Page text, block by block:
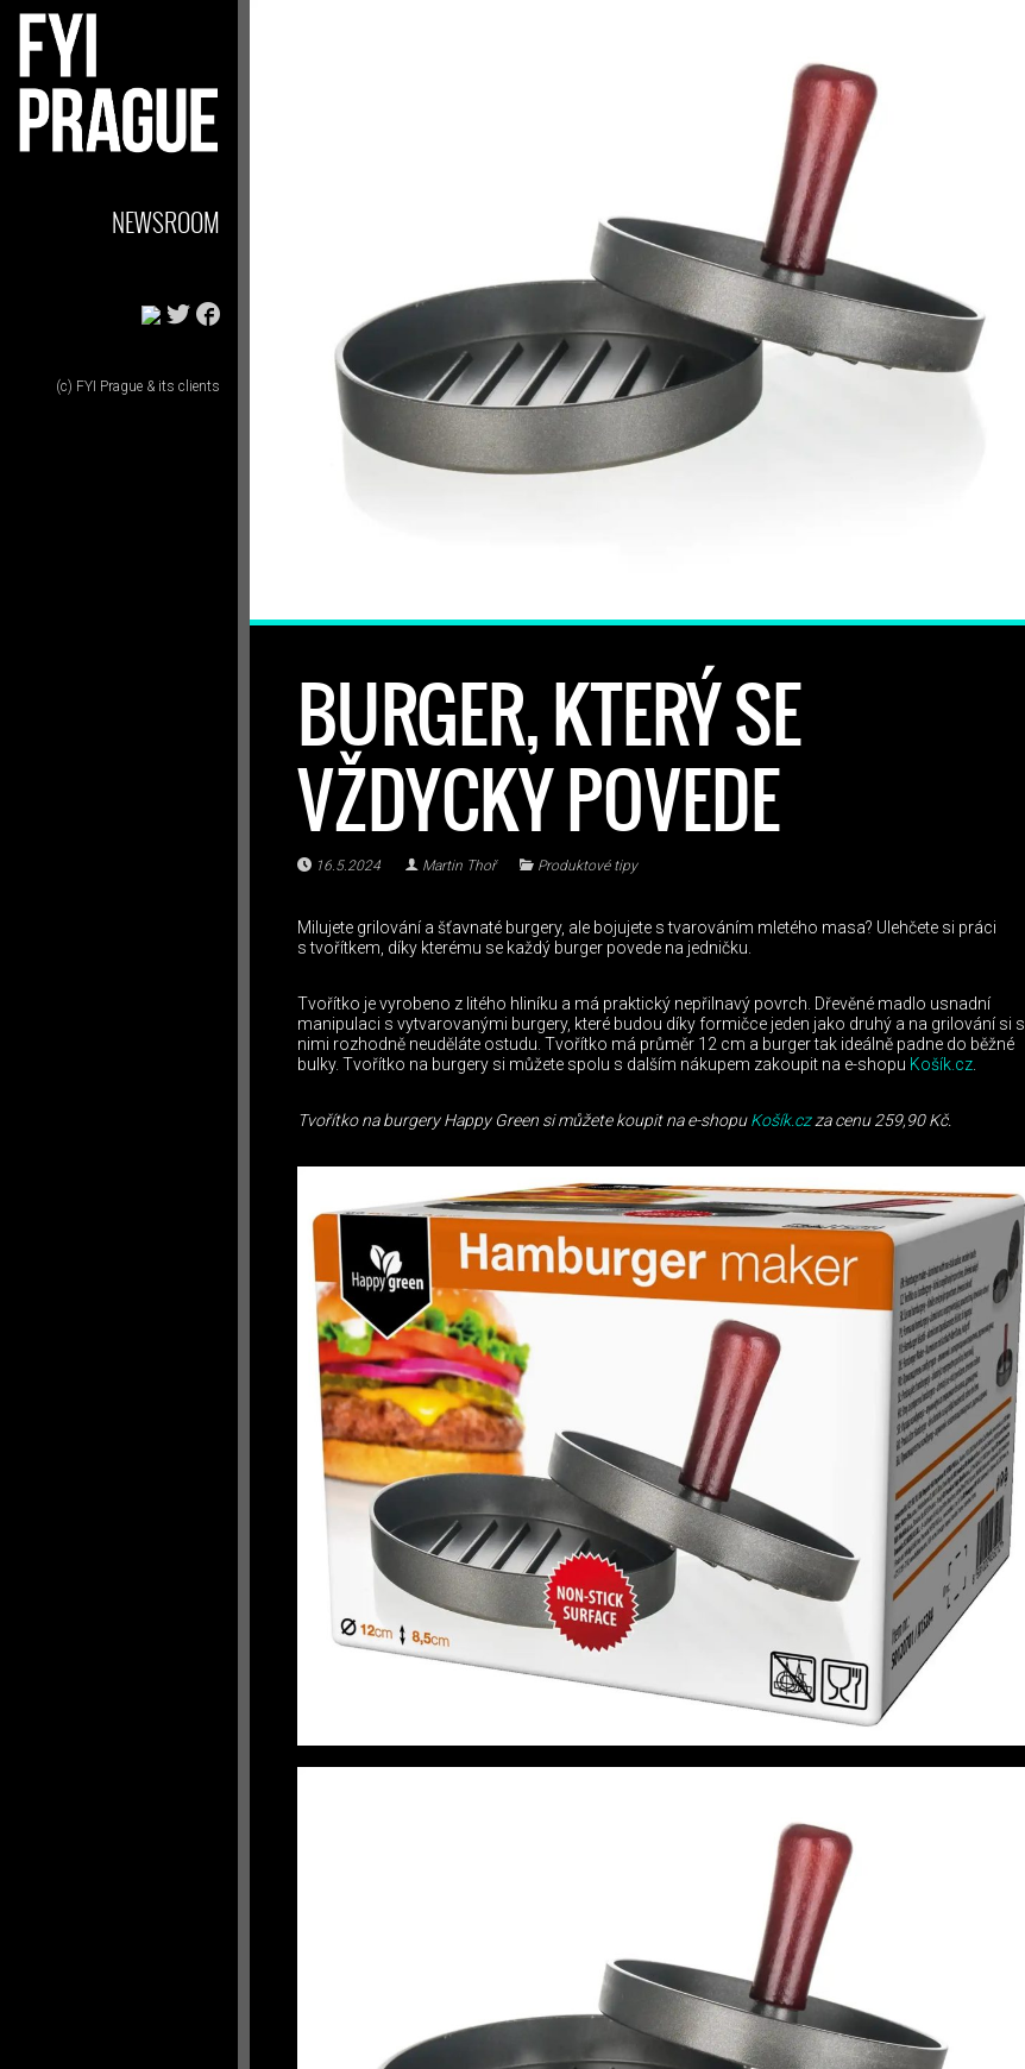
NEWSROOM
(c) FYI Prague & its clients
BURGER, KTERÝ SE
VŽDYCKY POVEDE
16.5.2024 Martin Thoř Produktové tipy
Milujete grilování a šťavnaté burgery, ale bojujete s tvarováním mletého masa? Ulehčete si práci
s tvořítkem, díky kterému se každý burger povede na jedničku.
Tvořítko je vyrobeno z litého hliníku a má praktický nepřilnavý povrch. Dřevěné madlo usnadní
manipulaci s vytvarovanými burgery, které budou díky formičce jeden jako druhý a na grilování si s
nimi rozhodně neuděláte ostudu. Tvořítko má průměr 12 cm a burger tak ideálně padne do běžné
bulky. Tvořítko na burgery si můžete spolu s dalším nákupem zakoupit na e-shopu Košík.cz
Tvořítko na burgery Happy Green si můžete koupit na e-shopuKošík.czza cenu 259,90 Kč.